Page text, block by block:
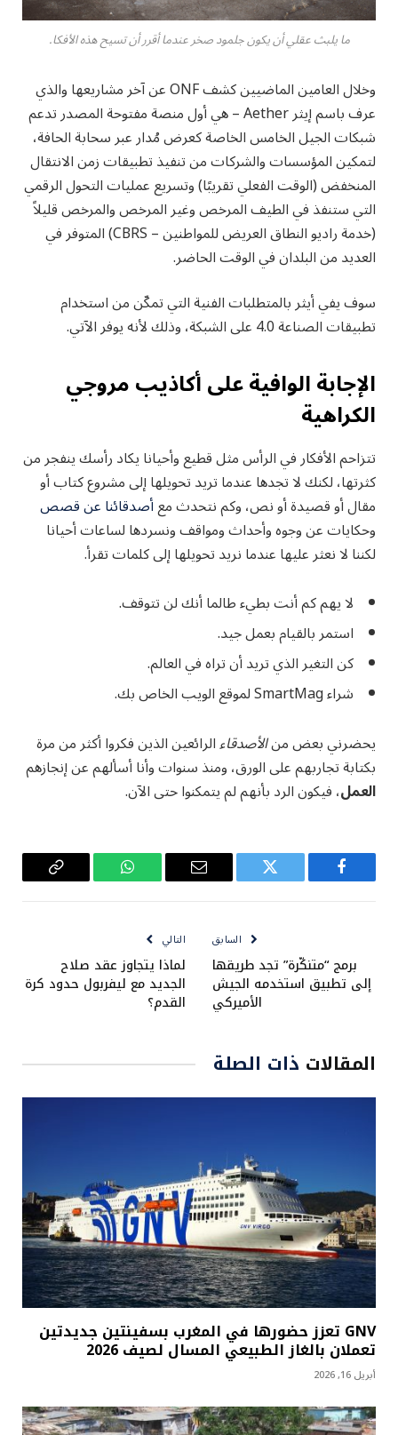
ما يلبث عقلي أن يكون جلمود صخر عندما أقرر أن تسيح هذه الأفكا.
وخلال العامين الماضيين كشف ONF عن آخر مشاريعها والذي
عرف باسم إيثر Aether – هي أول منصة مفتوحة المصدر تدعم
شبكات الجيل الخامس الخاصة كعرض مُدار عبر سحابة الحافة،
لتمكين المؤسسات والشركات من تنفيذ تطبيقات زمن الانتقال
المنخفض (الوقت الفعلي تقريبًا) وتسريع عمليات التحول الرقمي
التي ستنفذ في الطيف المرخص وغير المرخص والمرخص قليلاً
(خدمة راديو النطاق العريض للمواطنين – CBRS) المتوفر في
العديد من البلدان في الوقت الحاضر.
سوف يفي أيثر بالمتطلبات الفنية التي تمكّن من استخدام
تطبيقات الصناعة 4.0 على الشبكة، وذلك لأنه يوفر الآتي.
الإجابة الوافية على أكاذيب مروجي
الكراهية
تتزاحم الأفكار في الرأس مثل قطيع وأحيانا يكاد رأسك ينفجر من
كثرتها، لكنك لا تجدها عندما تريد تحويلها إلى مشروع كتاب أو
مقال أو قصيدة أو نص، وكم نتحدث معأصدقائنا عن قصص
وحكايات عن وجوه وأحداث ومواقف ونسردها لساعات أحيانا
لكننا لا نعثر عليها عندما نريد تحويلها إلى كلمات تقرأ.
لا يهم كم أنت بطيء طالما أنك لن تتوقف.
استمر بالقيام بعمل جيد.
كن التغير الذي تريد أن تراه في العالم.
شراء SmartMag لموقع الويب الخاص بك.
يحضرني بعض منالأصدقاءالرائعين الذين فكروا أكثر من مرة
بكتابة تجاربهم على الورق، ومنذ سنوات وأنا أسألهم عن إنجازهم
العمل، فيكون الرد بأنهم لم يتمكنوا حتى الآن.
فيسبوك تويتر
البريد
واتساب
Copy
السابق
برمج “متنكّرة” تجد طريقها
إلى تطبيق استخدمه الجيش
الأميركي
التالي
لماذا يتجاوز عقد صلاح
الجديد مع ليفربول حدود كرة
القدم؟
المقالات ذات الصلة
GNV تعزز حضورها في المغرب بسفينتين جديدتين
تعملان بالغاز الطبيعي المسال لصيف 2026
أبريل 16, 2026